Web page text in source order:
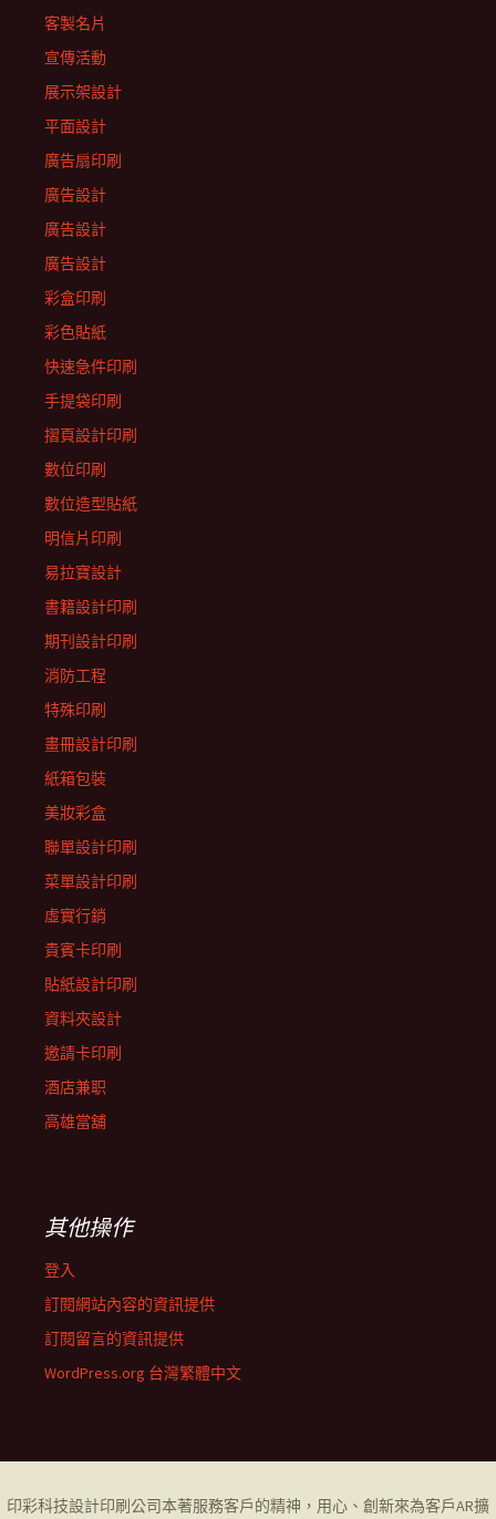
客製名片
宣傳活動
展示架設計
平面設計
廣告扇印刷
廣告設計
廣告設計
廣告設計
彩盒印刷
彩色貼紙
快速急件印刷
手提袋印刷
摺頁設計印刷
數位印刷
數位造型貼紙
明信片印刷
易拉寶設計
書籍設計印刷
期刊設計印刷
消防工程
特殊印刷
畫冊設計印刷
紙箱包裝
美妝彩盒
聯單設計印刷
菜單設計印刷
虛實行銷
貴賓卡印刷
貼紙設計印刷
資料夾設計
邀請卡印刷
酒店兼职
高雄當舖
其他操作
登入
訂閱網站內容的資訊提供
訂閱留言的資訊提供
WordPress.org 台灣繁體中文
印彩科技設計印刷公司本著服務客戶的精神，用心、創新來為客戶AR擴